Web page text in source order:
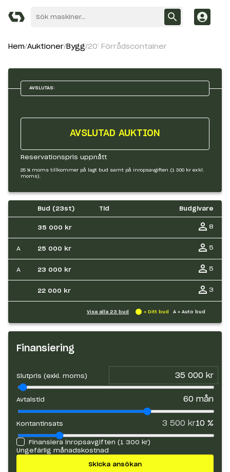
Hem Auktioner Bygg 20’ Förrådscontainer
AVSLUTAS:
AVSLUTAD AUKTION
Reservationspris uppnått
25 % moms tillkommer på lagt bud samt på inropsavgiften (1 300 kr exkl.
moms).
Bud (23st) Tid Budgivare
35 000 kr 8
A 25 000 kr 5
A 23 000 kr 5
22 000 kr 3
Visa alla 23 bud = Ditt bud A = Auto bud
Finansiering
Slutpris (exkl. moms)
Avtalstid 60 mån
Kontantinsats 3 500 kr10 %
Finansiera inropsavgiften (1 300 kr)
Ungefärlig månadskostnad
Skicka ansökan